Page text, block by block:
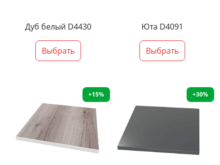
Дуб белый D4430
Выбрать
Юта D4091
Выбрать
+15% +30%